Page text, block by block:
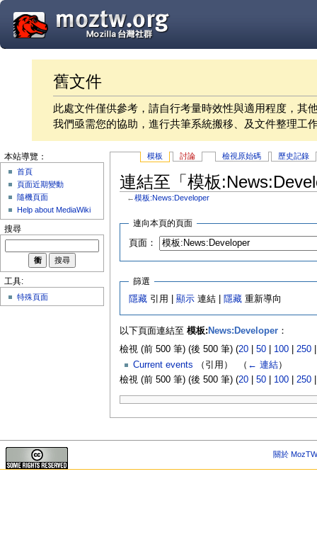
舊文件
此處文件僅供參考，請自行考量時效性與適用程度，其
我們亟需您的協助，進行共筆系統搬移、及文件整理工
模板 討論 檢視原始碼 歷史記錄
連結至「模板
←模板:News:Developer
連向本頁的頁面
頁面：
篩選
隱藏 引用 |顯示 連結 | 隱藏 重新導向
以下頁面連結至 模板: News:Developer：
檢視 (前 500 筆) (後 500 筆) (20| 50| 100| 250
Current events （引用） ‎ （ ← 連結）
檢視 (前 500 筆) (後 500 筆) (20| 50| 100| 250
本站導覽：
首頁
頁面近期變動
隨機頁面
Help about MediaWiki
搜尋
工具:
特殊頁面
關於